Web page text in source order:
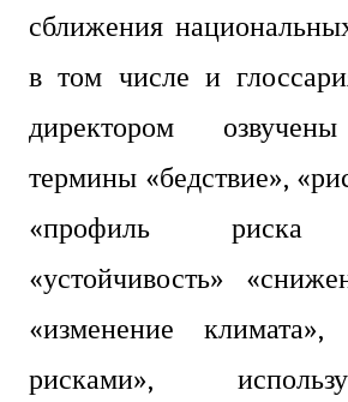
сближения
в том числе и
директором
термины «бедствие»,
«профиль риска
«устойчивость»
«изменение климата»,
рисками»,